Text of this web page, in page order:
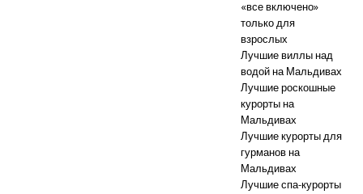
«все включено»
только для
взрослых
Лучшие виллы над
водой на Мальдивах
Лучшие роскошные
курорты на
Мальдивах
Лучшие курорты для
гурманов на
Мальдивах
Лучшие спа-курорты